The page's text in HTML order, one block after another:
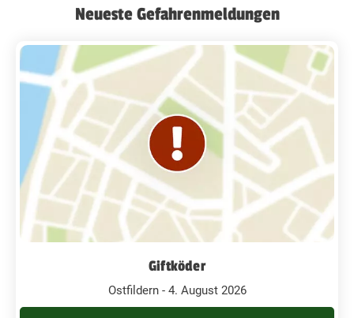
Neueste Gefahrenmeldungen
Giftköder
Ostfildern - 4. August 2026